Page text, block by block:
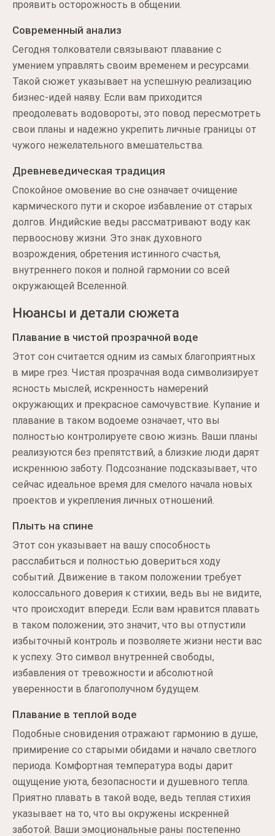
проявить осторожность в общении.
Современный анализ
Сегодня толкователи связывают плавание с
умением управлять своим временем и ресурсами.
Такой сюжет указывает на успешную реализацию
бизнес-идей наяву. Если вам приходится
преодолевать водовороты, это повод пересмотреть
свои планы и надежно укрепить личные границы от
чужого нежелательного вмешательства.
Древневедическая традиция
Спокойное омовение во сне означает очищение
кармического пути и скорое избавление от старых
долгов. Индийские веды рассматривают воду как
первооснову жизни. Это знак духовного
возрождения, обретения истинного счастья,
внутреннего покоя и полной гармонии со всей
окружающей Вселенной.
Нюансы и детали сюжета
Плавание в чистой прозрачной воде
Этот сон считается одним из самых благоприятных
в мире грез. Чистая прозрачная вода символизирует
ясность мыслей, искренность намерений
окружающих и прекрасное самочувствие. Купание и
плавание в таком водоеме означает, что вы
полностью контролируете свою жизнь. Ваши планы
реализуются без препятствий, а близкие люди дарят
искреннюю заботу. Подсознание подсказывает, что
сейчас идеальное время для смелого начала новых
проектов и укрепления личных отношений.
Плыть на спине
Этот сон указывает на вашу способность
расслабиться и полностью довериться ходу
событий. Движение в таком положении требует
колоссального доверия к стихии, ведь вы не видите,
что происходит впереди. Если вам нравится плавать
в таком положении, это значит, что вы отпустили
избыточный контроль и позволяете жизни нести вас
к успеху. Это символ внутренней свободы,
избавления от тревожности и абсолютной
уверенности в благополучном будущем.
Плавание в теплой воде
Подобные сновидения отражают гармонию в душе,
примирение со старыми обидами и начало светлого
периода. Комфортная температура воды дарит
ощущение уюта, безопасности и душевного тепла.
Приятно плавать в такой воде, ведь теплая стихия
указывает на то, что вы окружены искренней
заботой. Ваши эмоциональные раны постепенно